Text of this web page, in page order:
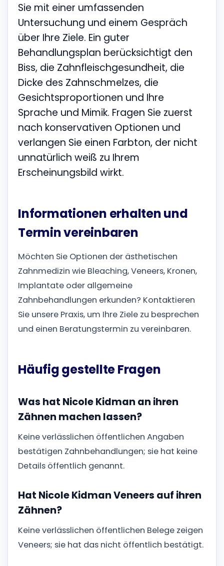
Sie mit einer umfassenden
Untersuchung und einem Gespräch
über Ihre Ziele. Ein guter
Behandlungsplan berücksichtigt den
Biss, die Zahnfleischgesundheit, die
Dicke des Zahnschmelzes, die
Gesichtsproportionen und Ihre
Sprache und Mimik. Fragen Sie zuerst
nach konservativen Optionen und
verlangen Sie einen Farbton, der nicht
unnatürlich weiß zu Ihrem
Erscheinungsbild wirkt.
Informationen erhalten und
Termin vereinbaren
Möchten Sie Optionen der ästhetischen
Zahnmedizin wie Bleaching, Veneers, Kronen,
Implantate oder allgemeine
Zahnbehandlungen erkunden? Kontaktieren
Sie unsere Praxis, um Ihre Ziele zu besprechen
und einen Beratungstermin zu vereinbaren.
Häufig gestellte Fragen
Was hat Nicole Kidman an ihren
Zähnen machen lassen?
Keine verlässlichen öffentlichen Angaben
bestätigen Zahnbehandlungen; sie hat keine
Details öffentlich genannt.
Hat Nicole Kidman Veneers auf ihren
Zähnen?
Keine verlässlichen öffentlichen Belege zeigen
Veneers; sie hat das nicht öffentlich bestätigt.